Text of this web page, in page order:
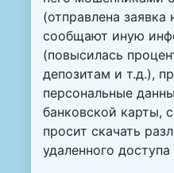
(отправлена
сообщают иную
(повысилась
депозитам и т.д.),
персональные
банковской карты,
просит скачать
удаленного